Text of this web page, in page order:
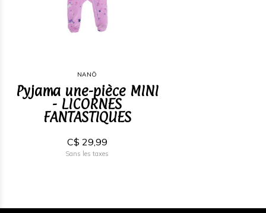
NANÖ
Pyjama une-pièce MINI
- LICORNES
FANTASTIQUES
C$ 29,99
Sans les taxes